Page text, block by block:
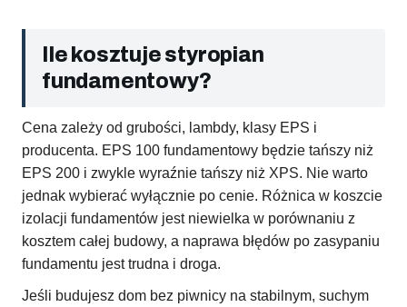
Ile kosztuje styropian
fundamentowy?
Cena zależy od grubości, lambdy, klasy EPS i
producenta. EPS 100 fundamentowy będzie tańszy niż
EPS 200 i zwykle wyraźnie tańszy niż XPS. Nie warto
jednak wybierać wyłącznie po cenie. Różnica w koszcie
izolacji fundamentów jest niewielka w porównaniu z
kosztem całej budowy, a naprawa błędów po zasypaniu
fundamentu jest trudna i droga.
Jeśli budujesz dom bez piwnicy na stabilnym, suchym